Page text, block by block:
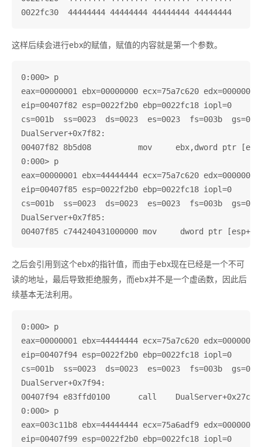
这样后续会进行ebx的赋值，赋值的内容就是第一个参数。
0:000> p
eax=00000001 ebx=00000000 ecx=75a7c620
eip=00407f82 esp=0022f2b0 ebp=0022fc18 iopl=0
cs=001b  ss=0023  ds=0023  es=0023  fs=003b
DualServer+0x7f82:
00407f82 8b5d08          mov     ebx,dword ptr
0:000> p
eax=00000001 ebx=44444444 ecx=75a7c620
eip=00407f85 esp=0022f2b0 ebp=0022fc18 iopl=0
cs=001b  ss=0023  ds=0023  es=0023  fs=003b
DualServer+0x7f85:
之后会引用到这个ebx的指针值，而由于ebx现在已经是一个不可
读的地址，最后导致拒绝服务，而ebx并不是一个虚函数，因此后
续基本无法利用。
0:000> p
eax=00000001 ebx=44444444 ecx=75a7c620
eip=00407f94 esp=0022f2b0 ebp=0022fc18 iopl=0
cs=001b  ss=0023  ds=0023  es=0023  fs=003b
DualServer+0x7f94:
00407f94 e83ffd0100      call    DualServer+0x27cd8
0:000> p
eax=003c11b8 ebx=44444444 ecx=75a6adf9
eip=00407f99 esp=0022f2b0 ebp=0022fc18 iopl=0